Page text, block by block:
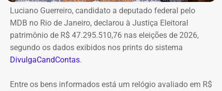
subúrbio. Agora, com a posse do poder público, a Prefeitura
do Rio iniciará a elaboração dos projetos executivos e o
processo licitatório para o início das obras.
Um dos principais choques do exercício veio do setor
financeiro. A Cedae mantinha R$ 222,8 milhões aplicados
em Certificados de Depósito Bancário (CDBs) emitidos
pelo Banco Master. Em 18 de novembro de 2025, após a
decretação da liquidação extrajudicial do Master pelo
foram suspensos e a estatal perdeu o acesso imediato
Luciano Guerreiro, candidato a deputado federal pelo
MDB no Rio de Janeiro, declarou à Justiça Eleitoral
patrimônio de R$ 47.295.510,76 nas eleições de 2026,
segundo os dados exibidos nos prints do sistema
DivulgaCandContas.
Entre os bens informados está um relógio avaliado em R$